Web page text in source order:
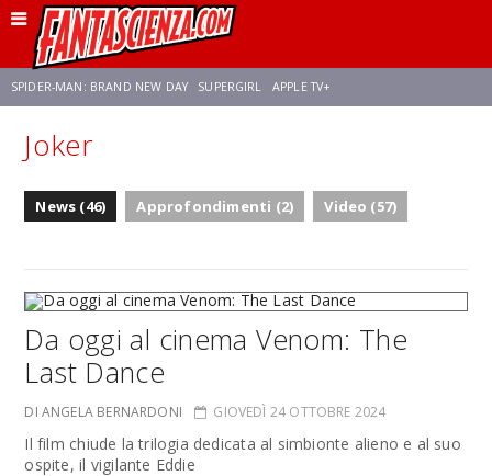
SPIDER-MAN: BRAND NEW DAY SUPERGIRL APPLE TV+
FRANCO RICCIARDIELLO
Joker
News (46) Approfondimenti (2) Video (57)
Da oggi al cinema Venom: The
Last Dance
DI ANGELA BERNARDONI GIOVEDÌ 24 OTTOBRE 2024
Il film chiude la trilogia dedicata al simbionte alieno e al suo
ospite, il vigilante Eddie